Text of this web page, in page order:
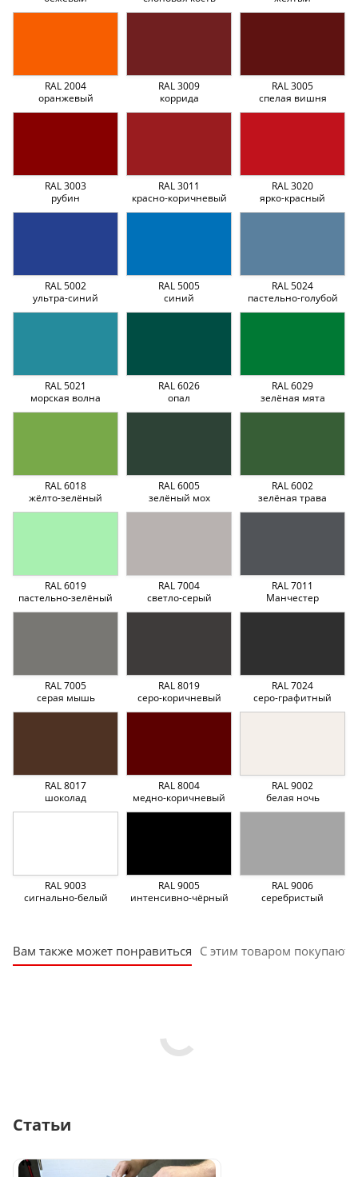
RAL 2004
оранжевый
RAL 3009
коррида
RAL 3005
спелая вишня
RAL 3003
рубин
RAL 3011
красно-коричневый
RAL 3020
ярко-красный
RAL 5002
ультра-синий
RAL 5005
синий
RAL 5024
пастельно-голубой
RAL 5021
морская волна
RAL 6026
опал
RAL 6029
зелёная мята
RAL 6018
жёлто-зелёный
RAL 6005
зелёный мох
RAL 6002
зелёная трава
RAL 6019
пастельно-зелёный
RAL 7004
светло-серый
RAL 7011
Манчестер
RAL 7005
серая мышь
RAL 8019
серо-коричневый
RAL 7024
серо-графитный
RAL 8017
шоколад
RAL 8004
медно-коричневый
RAL 9002
белая ночь
RAL 9003
сигнально-белый
RAL 9005
интенсивно-чёрный
RAL 9006
серебристый
Вам также может понравиться С этим товаром покупают
Статьи